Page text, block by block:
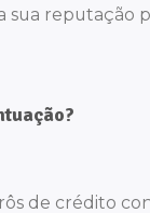
sua reputação
de crédito